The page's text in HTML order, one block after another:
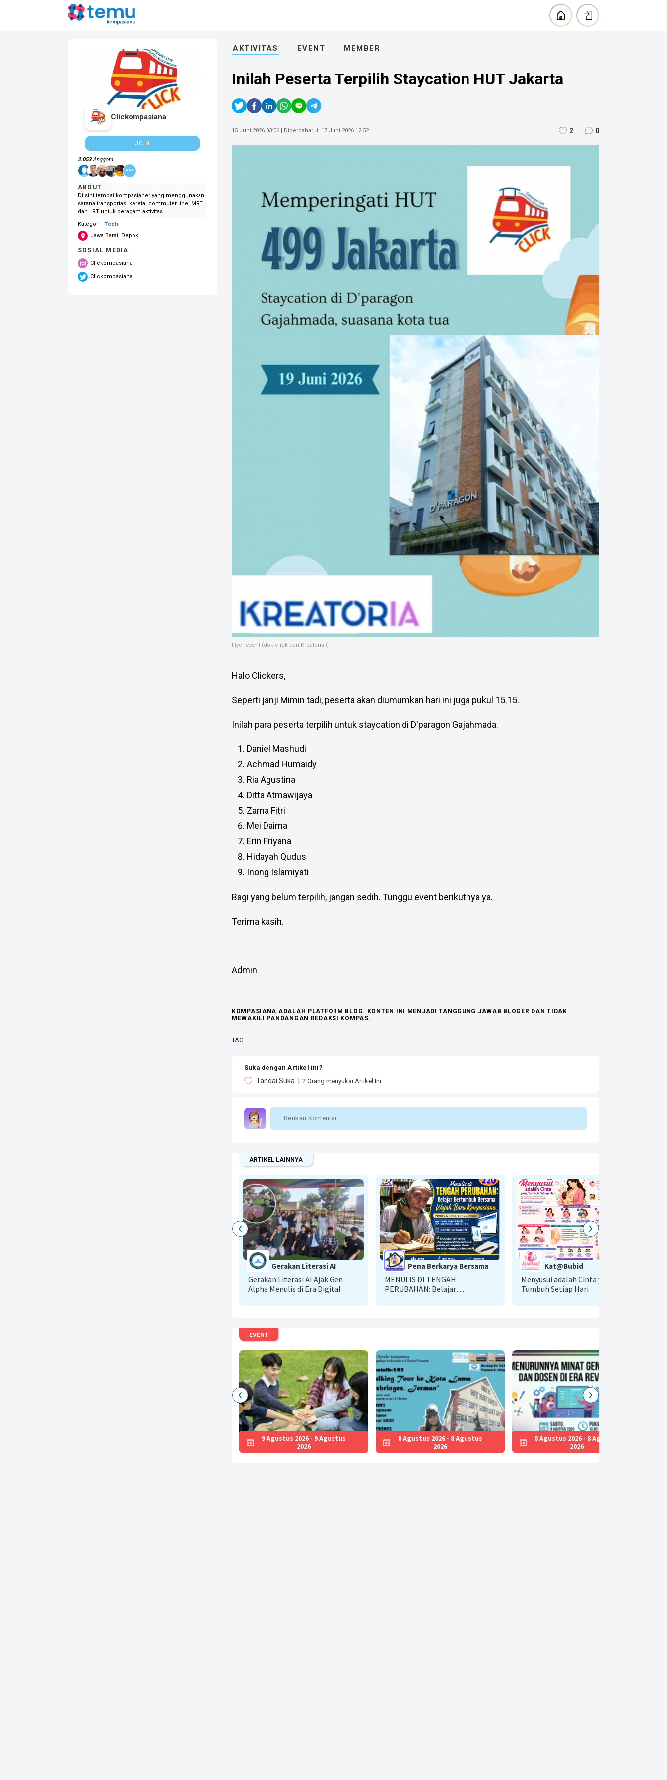
Clickompasiana
JOIN
2.053Anggota
ABOUT
Di sini tempat kompasianer yang menggunakan
sarana transportasi kereta, commuter line, MRT
dan LRT untuk beragam aktivitas.
Kategori : Tech
Jawa Barat, Depok
SOSIAL MEDIA
Clickompasiana
Clickompasiana
AKTIVITAS EVENT MEMBER
Inilah Peserta Terpilih Staycation HUT Jakarta
15 Juni 2026 03:06 | Diperbaharui: 17 Juni 2026 12:52 2 0
Flyer event (dok.click dan Kreatoria (
Halo Clickers,
Seperti janji Mimin tadi, peserta akan diumumkan hari ini juga pukul 15.15.
Inilah para peserta terpilih untuk staycation di D'paragon Gajahmada.
Daniel Mashudi
Achmad Humaidy
Ria Agustina
Ditta Atmawijaya
Zarna Fitri
Mei Daima
Erin Friyana
Hidayah Qudus
Inong Islamiyati
Bagi yang belum terpilih, jangan sedih. Tunggu event berikutnya ya.
Terima kasih.
Admin
KOMPASIANA ADALAH PLATFORM BLOG. KONTEN INI MENJADI TANGGUNG JAWAB BLOGER DAN TIDAK
MEWAKILI PANDANGAN REDAKSI KOMPAS.
TAG
Suka dengan Artikel ini?
Tandai Suka 2 Orang menyukai Artikel Ini
ARTIKEL LAINNYA
Gerakan Literasi AI
Gerakan Literasi AI Ajak Gen
Alpha Menulis di Era Digital
Pena Berkarya Bersama
MENULIS DI TENGAH
PERUBAHAN: Belajar
Kat@Bubid
Menyusui adalah Cinta yang
Tumbuh Setiap Hari
EVENT
9 Agustus 2026 - 9 Agustus
2026
8 Agustus 2026 - 8 Agustus
2026
8 Agustus 2026 - 8 Agustus
2026